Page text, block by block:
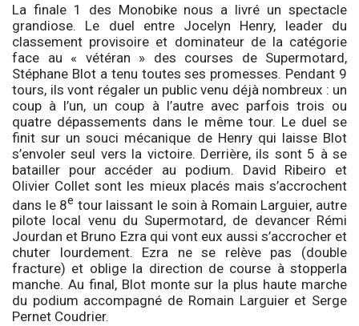
La finale 1 des Monobike nous a livré un spectacle
grandiose. Le duel entre Jocelyn Henry, leader du
classement provisoire et dominateur de la catégorie
face au « vétéran » des courses de Supermotard,
Stéphane Blot a tenu toutes ses promesses. Pendant 9
tours, ils vont régaler un public venu déjà nombreux : un
coup à l’un, un coup à l’autre avec parfois trois ou
quatre dépassements dans le même tour. Le duel se
finit sur un souci mécanique de Henry qui laisse Blot
s’envoler seul vers la victoire. Derrière, ils sont 5 à se
batailler pour accéder au podium. David Ribeiro et
Olivier Collet sont les mieux placés mais s’accrochent
dans le 8e tour laissant le soin à Romain Larguier, autre
pilote local venu du Supermotard, de devancer Rémi
Jourdan et Bruno Ezra qui vont eux aussi s’accrocher et
chuter lourdement. Ezra ne se relève pas (double
fracture) et oblige la direction de course à stopperla
manche. Au final, Blot monte sur la plus haute marche
du podium accompagné de Romain Larguier et Serge
Pernet Coudrier.